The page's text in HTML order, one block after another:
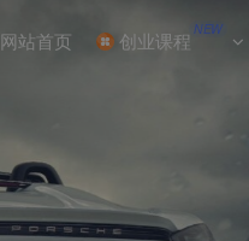
网站首页 创业课程 NEW